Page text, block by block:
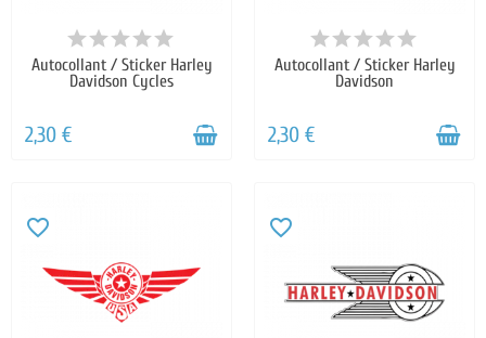
Autocollant / Sticker Harley
Davidson Cycles
2,30 €
Autocollant / Sticker Harley
Davidson
2,30 €
favorite_border favorite_border